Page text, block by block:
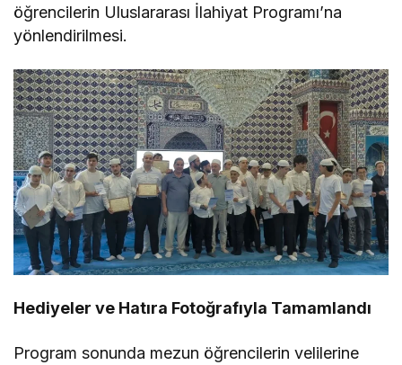
öğrencilerin Uluslararası İlahiyat Programı’na
yönlendirilmesi.
Hediyeler ve Hatıra Fotoğrafıyla Tamamlandı
Program sonunda mezun öğrencilerin velilerine